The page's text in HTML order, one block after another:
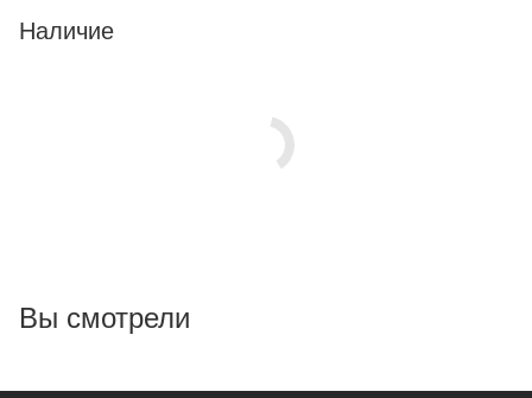
Наличие
Вы смотрели